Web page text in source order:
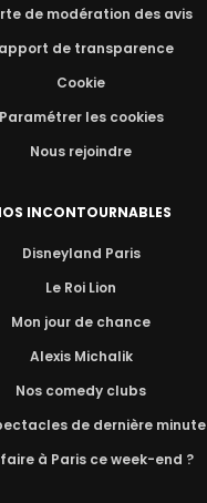
de modération des avis
de transparence
Cookie
Paramétrer les cookies
Nous rejoindre
INCONTOURNABLES
Disneyland Paris
Le Roi Lion
Mon jour de chance
Alexis Michalik
Nos comedy clubs
de dernière minute
à Paris ce week-end ?